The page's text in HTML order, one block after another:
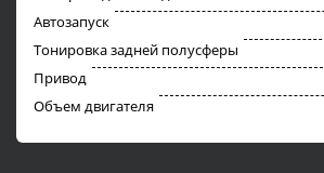
Автозапуск
Тонировка задней полусферы
Привод
Объем двигателя